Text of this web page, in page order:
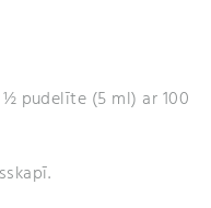
½ pudelīte (5 ml) ar 100